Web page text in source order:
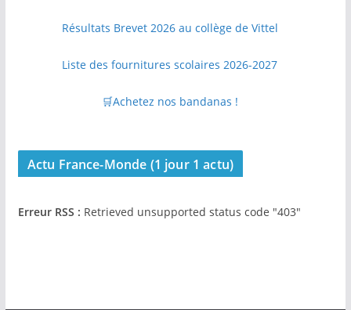
Résultats Brevet 2026 au collège de Vittel
Liste des fournitures scolaires 2026-2027
🛒Achetez nos bandanas !
Actu France-Monde (1 jour 1 actu)
Erreur RSS : Retrieved unsupported status code "403"